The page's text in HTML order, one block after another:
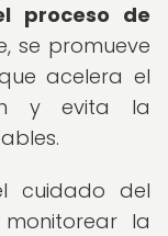
proceso de
se promueve
acelera el
y evita la
cuidado del
la